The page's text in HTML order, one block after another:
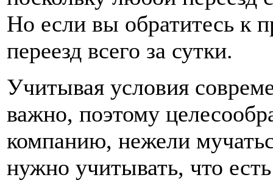
Но если вы обратитесь к
переезд всего за сутки.
Учитывая условия
важно, поэтому
компанию, нежели
нужно учитывать, что